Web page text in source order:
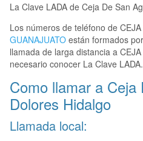
La Clave LADA de Ceja De San
Los números de teléfono de
GUANAJUATO están formados
llamada de larga distancia a
necesario conocer La Clave LADA.
Como llamar a Ceja
Dolores Hidalgo
Llamada local: